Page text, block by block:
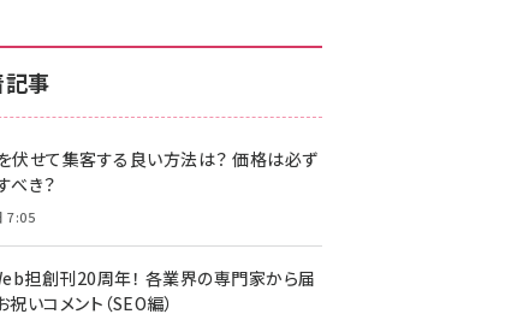
z世代 (1622)
meo (1275)
事
伏せて集客する良い方法は？ 価格は必ず
べき？
7:05
担創刊20周年！ 各業界の専門家から届
祝いコメント（SEO編）